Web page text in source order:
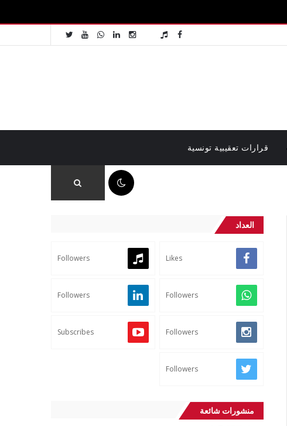
قرارات تعقيبية تونسية
العداد
Likes
Followers
Followers
Followers
Followers
Subscribes
Followers
منشورات شائعة